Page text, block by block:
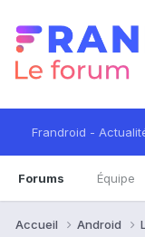
Frandroid -
Forums Équipe
Accueil Android